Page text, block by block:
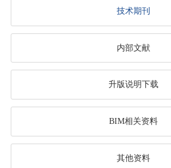
技术期刊
内部文献
升版说明下载
BIM相关资料
其他资料